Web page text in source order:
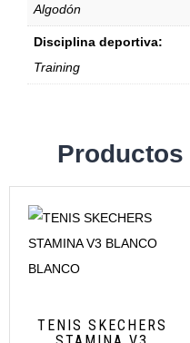
Algodón
Disciplina deportiva:
Training
TENIS SKECHERS